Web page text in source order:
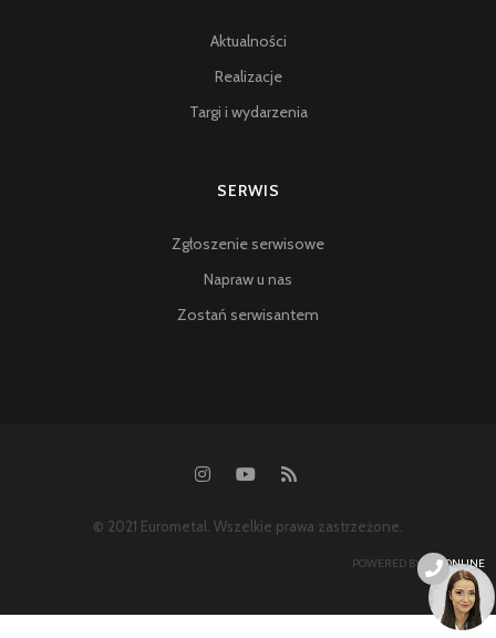
Aktualności
Realizacje
Targi i wydarzenia
SERWIS
Zgłoszenie serwisowe
Napraw u nas
Zostań serwisantem
© 2021 Eurometal. Wszelkie prawa zastrzeżone.
POWERED BY: SYSONLINE